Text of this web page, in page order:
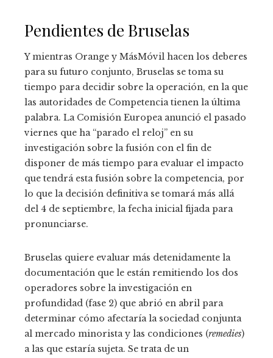
Pendientes de Bruselas
Y mientras Orange y MásMóvil hacen los deberes
para su futuro conjunto, Bruselas se toma su
tiempo para decidir sobre la operación, en la que
las autoridades de Competencia tienen la última
palabra. La Comisión Europea anunció el pasado
viernes que ha “parado el reloj” en su
investigación sobre la fusión con el fin de
disponer de más tiempo para evaluar el impacto
que tendrá esta fusión sobre la competencia, por
lo que la decisión definitiva se tomará más allá
del 4 de septiembre, la fecha inicial fijada para
pronunciarse.
Bruselas quiere evaluar más detenidamente la
documentación que le están remitiendo los dos
operadores sobre la investigación en
profundidad (fase 2) que abrió en abril para
determinar cómo afectaría la sociedad conjunta
al mercado minorista y las condiciones (remedies)
a las que estaría sujeta. Se trata de un